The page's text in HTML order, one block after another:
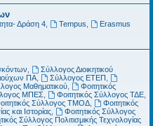
Δράση 4, Tempus
Erasmus
Σύλλογος Διοικητικού
ΠΑ, Σύλλογος ΕΤΕΠ
Μαθηματικού,
Φοιτητικός
ΜΠΕΣ Φοιτητικός Σύλλογος ΤΔΕ,
Σύλλογος ΤΜΟΔ,
Φοιτητικός
και Ιστορίας
Φοιτητικός Σύλλογος
Σύλλογος Πολιτισμικής Τεχνολογίας